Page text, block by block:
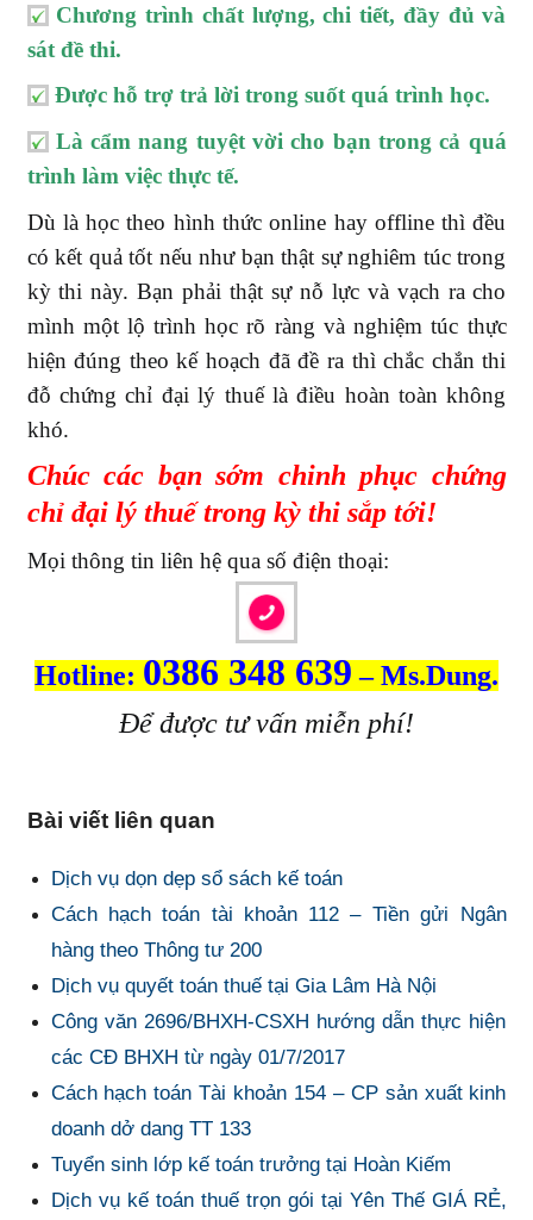
Chương trình chất lượng, chi tiết, đầy đủ và
sát đề thi.
Được hỗ trợ trả lời trong suốt quá trình học.
Là cẩm nang tuyệt vời cho bạn trong cả quá
trình làm việc thực tế.
Dù là học theo hình thức online hay offline thì đều
có kết quả tốt nếu như bạn thật sự nghiêm túc trong
kỳ thi này. Bạn phải thật sự nỗ lực và vạch ra cho
mình một lộ trình học rõ ràng và nghiệm túc thực
hiện đúng theo kế hoạch đã đề ra thì chắc chắn thi
đỗ chứng chỉ đại lý thuế là điều hoàn toàn không
khó.
Chúc các bạn sớm chinh phục chứng
chỉ đại lý thuế trong kỳ thi sắp tới!
Mọi thông tin liên hệ qua số điện thoại:
Hotline: 0386 348 639– Ms.Dung.
Để được tư vấn miễn phí!
Bài viết liên quan
Dịch vụ dọn dẹp sổ sách kế toán
Cách hạch toán tài khoản 112 – Tiền gửi Ngân
hàng theo Thông tư 200
Dịch vụ quyết toán thuế tại Gia Lâm Hà Nội
Công văn 2696/BHXH-CSXH hướng dẫn thực hiện
các CĐ BHXH từ ngày 01/7/2017
Cách hạch toán Tài khoản 154 – CP sản xuất kinh
doanh dở dang TT 133
Tuyển sinh lớp kế toán trưởng tại Hoàn Kiếm
Dịch vụ kế toán thuế trọn gói tại Yên Thế GIÁ RẺ,